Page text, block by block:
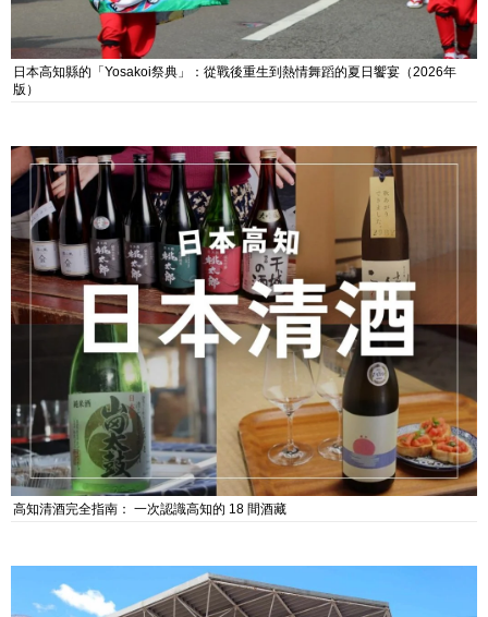
日本高知縣的「Yosakoi祭典」：從戰後重生到熱情舞蹈的夏日饗宴（2026年
版）
高知清酒完全指南： 一次認識高知的 18 間酒藏